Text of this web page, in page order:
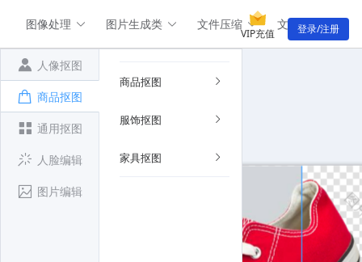
图像处理 图片生成类 文件压缩 文件转换类
VIP充值 登录/注册
人像抠图
商品抠图
通用抠图
人脸编辑
图片编辑
商品抠图
服饰抠图
家具抠图
图片压缩 图片压缩